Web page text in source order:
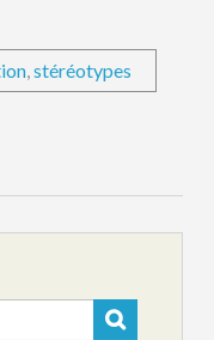
,stéréotypes